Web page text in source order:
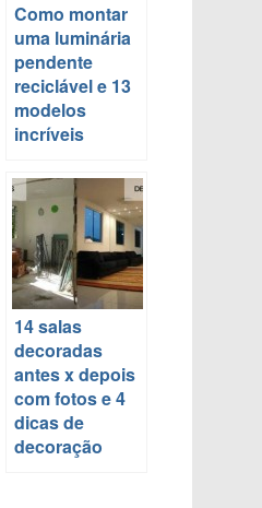
Como montar
uma luminária
pendente
reciclável e 13
modelos
incríveis
14 salas
decoradas
antes x depois
com fotos e 4
dicas de
decoração